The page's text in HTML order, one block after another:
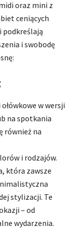
oraz mini z
ceniących
podkreślają
i swobodę
w wersji
na spotkania
również na
i rodzajów.
która zawsze
stylizacji. Te
– od
wydarzenia.